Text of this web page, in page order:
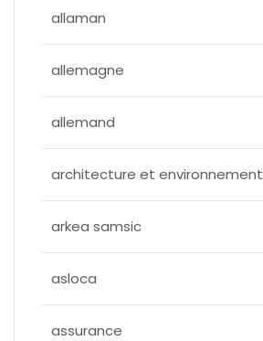
allaman
allemagne
allemand
architecture et environnement
arkea samsic
asloca
assurance